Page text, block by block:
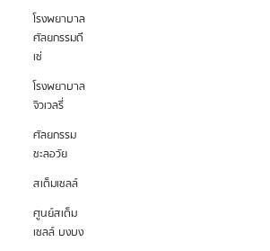
โรงพยาบาล
ศัลยกรรมดี
เซ่
โรงพยาบาล
จิวเวลรี่
ศัลยกรรม
ชะลอวัย
สเต็มเซลล์
ศูนย์สเต็ม
เซลล์ บงบง